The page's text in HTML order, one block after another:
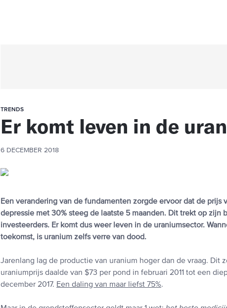
TRENDS
Er komt leven in de
6 DECEMBER 2018
Een verandering van de fundamenten zorgde ervoor dat de prijs
depressie met 30% steeg de laatste 5 maanden. Dit trekt op zijn
investeerders. Er komt dus weer leven in de uraniumsector.
toekomst, is uranium zelfs verre van dood.
Jarenlang lag de productie van uranium hoger dan de vraag. Dit
uraniumprijs daalde van $73 per pond in februari 2011 tot een
december 2017. Een daling van maar liefst 75%.